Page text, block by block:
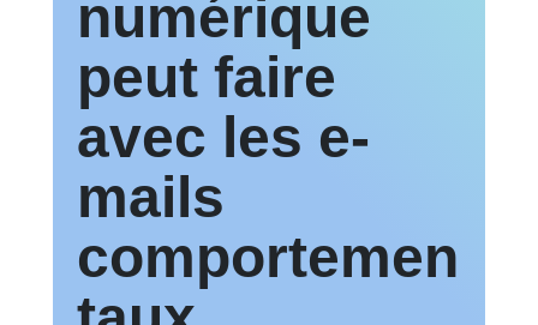
numérique
peut faire
avec les e-
mails
comportemen